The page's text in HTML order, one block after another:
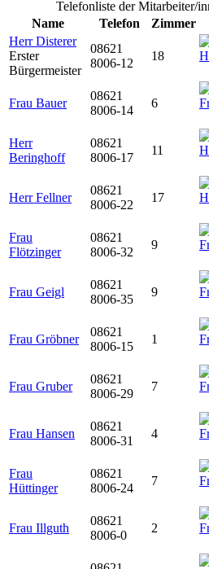
Telefonliste der Mitarbeiter/
Name
Telefon Zimmer
Herr Disterer
Erster
Bürgermeister
08621
8006-12
18
Frau Bauer
08621
8006-14
6
Herr
Beringhoff
08621
8006-17
11
Herr Fellner
08621
8006-22
17
Frau
Flötzinger
08621
8006-32
9
Frau Geigl
08621
8006-35
9
Frau Gröbner
08621
8006-15
1
Frau Gruber
08621
8006-29
7
Frau Hansen
08621
8006-31
4
Frau
Hüttinger
08621
8006-24
7
Frau Illguth
08621
8006-0
2